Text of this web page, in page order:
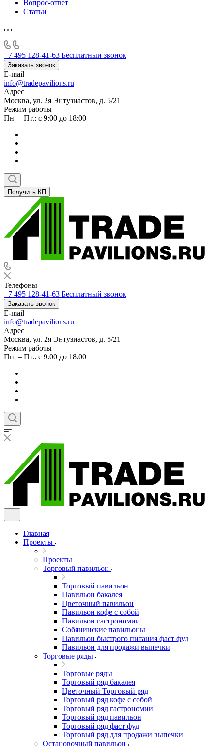
Вопрос-ответ
Статьи
+7 495 128-41-63 Бесплатный звонок
Заказать звонок
E-mail
info@tradepavilions.ru
Адрес
Москва, ул. 2я Энтузиастов, д. 5/21
Режим работы
Пн. – Пт.: с 9:00 до 18:00
Получить КП
Телефоны
+7 495 128-41-63 Бесплатный звонок
Заказать звонок
E-mail
info@tradepavilions.ru
Адрес
Москва, ул. 2я Энтузиастов, д. 5/21
Режим работы
Пн. – Пт.: с 9:00 до 18:00
Главная
Проекты
Проекты
Торговый павильон
Торговый павильон
Павильон бакалея
Цветочный павильон
Павильон кофе с собой
Павильон гастрономии
Собянинские павильоны
Павильон быстрого питания фаст фуд
Павильон для продажи выпечки
Торговые ряды
Торговые ряды
Торговый ряд бакалея
Цветочный Торговый ряд
Торговый ряд кофе с собой
Торговый ряд гастрономии
Торговый ряд павильон
Торговый ряд фаст фуд
Торговый ряд для продажи выпечки
Остановочный павильон